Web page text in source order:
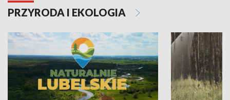
PRZYRODA I EKOLOGIA